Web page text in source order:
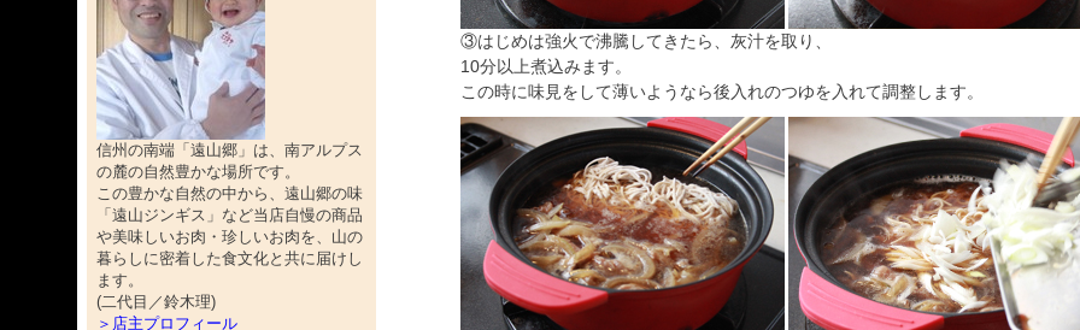
信州の南端「遠山郷」は、南アルプス
の麓の自然豊かな場所です。
この豊かな自然の中から、遠山郷の味
「遠山ジンギス」など当店自慢の商品
や美味しいお肉・珍しいお肉を、山の
暮らしに密着した食文化と共に届けし
ます。
(二代目／鈴木理)
＞店主プロフィール
③はじめは強火で沸騰してきたら、灰汁を取り、
10分以上煮込みます。
この時に味見をして薄いようなら後入れのつゆを入れて調整します。